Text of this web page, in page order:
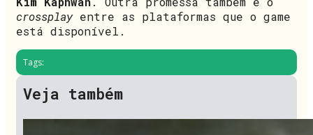
crossplayentre as plataformas que o game
está disponível.
Tags:
Veja também